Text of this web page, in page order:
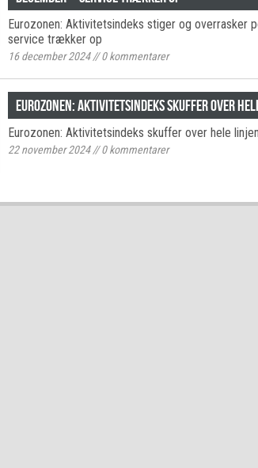
Eurozonen: Aktivitetsindeks stiger og overrasker
service trækker op
16 december 2024//0kommentarer
Eurozonen: Aktivitetsindeks skuffer over
Eurozonen: Aktivitetsindeks skuffer over hele
22 november 2024//0kommentarer